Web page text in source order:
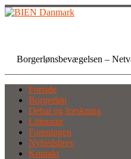
Skip
to
Borgerlønsbevægelsen –
Forside
Borgerløn
Debat og forskning
Litteratur
Foreningen
Nyhedsbrev
Kontakt